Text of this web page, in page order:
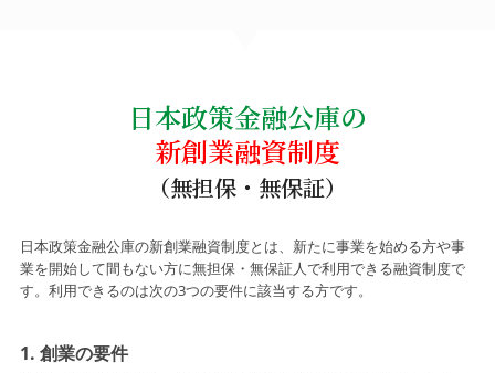
日本政策金融公庫の
新創業融資制度
日本政策金融公庫の新創業融資制度とは、新たに事業を始める方や事
業を開始して間もない方に無担保・無保証人で利用できる融資制度で
す。利用できるのは次の3つの要件に該当する方です。
1. 創業の要件